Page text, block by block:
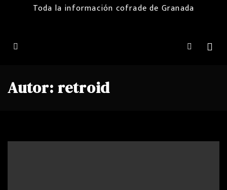
Toda la información cofrade de Granada
Autor: retroid